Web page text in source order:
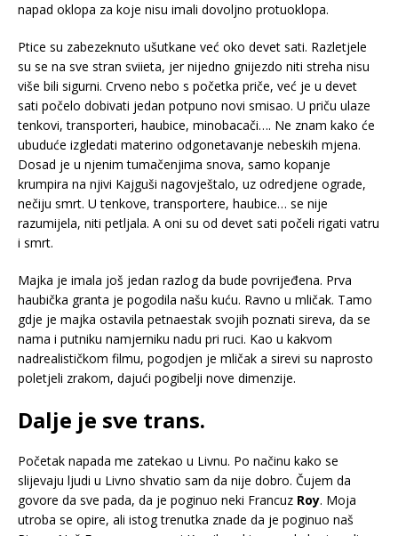
napad oklopa za koje nisu imali dovoljno protuoklopa.
Ptice su zabezeknuto ušutkane već oko devet sati. Razletjele
su se na sve stran sviieta, jer nijedno gnijezdo niti streha nisu
više bili sigurni. Crveno nebo s početka priče, već je u devet
sati počelo dobivati jedan potpuno novi smisao. U priču ulaze
tenkovi, transporteri, haubice, minobacači…. Ne znam kako će
ubuduće izgledati materino odgonetavanje nebeskih mjena.
Dosad je u njenim tumačenjima snova, samo kopanje
krumpira na njivi Kajguši nagovještalo, uz odredjene ograde,
nečiju smrt. U tenkove, transportere, haubice… se nije
razumijela, niti petljala. A oni su od devet sati počeli rigati vatru
i smrt.
Majka je imala još jedan razlog da bude povrijeđena. Prva
haubička granta je pogodila našu kuću. Ravno u mličak. Tamo
gdje je majka ostavila petnaestak svojih poznati sireva, da se
nama i putniku namjerniku nadu pri ruci. Kao u kakvom
nadrealističkom filmu, pogodjen je mličak a sirevi su naprosto
poletjeli zrakom, dajući pogibelji nove dimenzije.
Dalje je sve trans.
Početak napada me zatekao u Livnu. Po načinu kako se
slijevaju ljudi u Livno shvatio sam da nije dobro. Čujem da
govore da sve pada, da je poginuo neki Francuz Roy. Moja
utroba se opire, ali istog trenutka znade da je poginuo naš